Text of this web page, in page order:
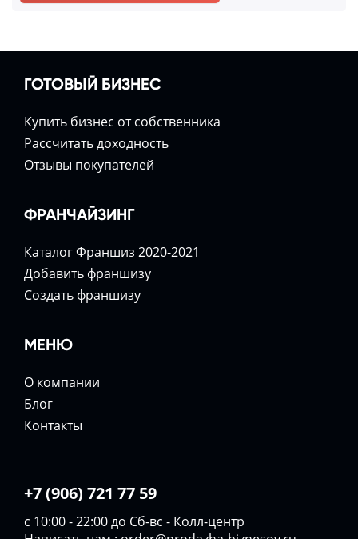
ГОТОВЫЙ БИЗНЕС
Купить бизнес от собственника
Расcчитать доходность
Отзывы покупателей
ФРАНЧАЙЗИНГ
Каталог Франшиз 2020-2021
Добавить франшизу
Создать франшизу
МЕНЮ
О компании
Блог
Контакты
+7 (906) 721 77 59
с 10:00 - 22:00 до Сб-вс - Колл-центр